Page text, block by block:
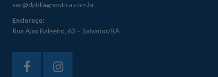
sac@dpldiagnostica.com.br
Endereço:
Rua Ajax Baleeiro, 63 – Salvador/BA